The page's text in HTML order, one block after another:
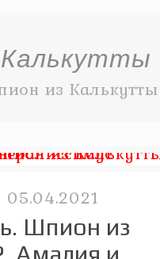
из Калькутты
05.04.2021
Шпион из